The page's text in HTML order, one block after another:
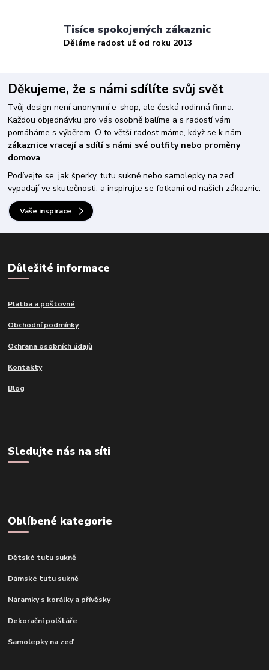
Tisíce spokojených zákaznic
Děláme radost už od roku 2013
Děkujeme, že s námi sdílíte svůj svět
Tvůj design není anonymní e-shop, ale česká rodinná firma.
Každou objednávku pro vás osobně balíme a s radostí vám
pomáháme s výběrem. O to větší radost máme, když se k nám
zákaznice vracejí a sdílí s námi své outfity nebo proměny
domova.
Podívejte se, jak šperky, tutu sukně nebo samolepky na zeď
vypadají ve skutečnosti, a inspirujte se fotkami od našich zákaznic.
Vaše inspirace
Důležité informace
Platba a poštovné
Obchodní podmínky
Ochrana osobních údajů
Kontakty
Blog
Sledujte nás na síti
Oblíbené kategorie
Dětské tutu sukně
Dámské tutu sukně
Náramky s korálky a přívěsky
Dekorační polštáře
Samolepky na zeď